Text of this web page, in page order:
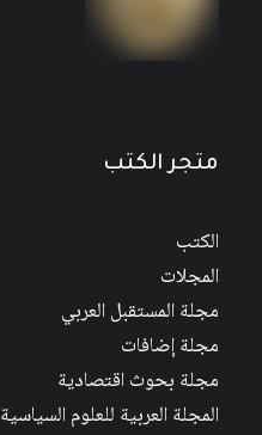
متجر الكتب
الكتب
المجلات
مجلة المستقبل العربي
مجلة إضافات
مجلة بحوث اقتصادية
المجلة العربية للعلوم السياسية